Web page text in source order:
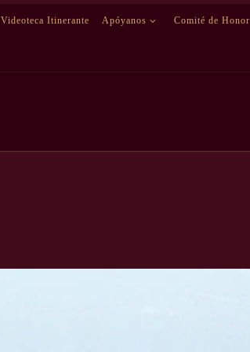
Videoteca Itinerante Apóyanos Comité de Honor